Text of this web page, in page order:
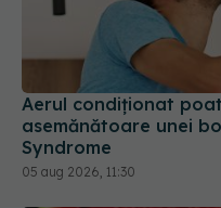
Aerul condiționat
asemănătoare unei
Syndrome
05 aug 2026, 11:30